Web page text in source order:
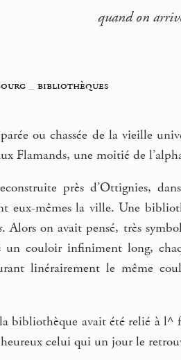
quand on
_bibliothèques
ou chassée de la vieille
Flamands, une moitié de
près d’Ottignies,
eux-mêmes la ville. Une
. Alors on avait pensé, très
un couloir infiniment long,
linérairement le même
bibliothèque avait été relié à l^
celui qui un jour le